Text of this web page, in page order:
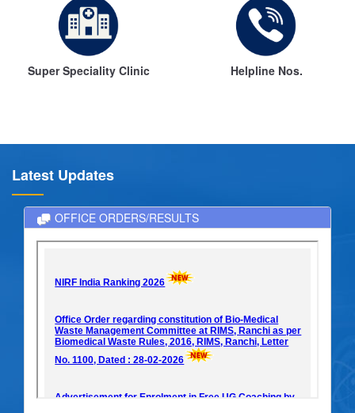
Super Speciality Clinic Helpline Nos.
Latest Updates
OFFICE ORDERS/RESULTS